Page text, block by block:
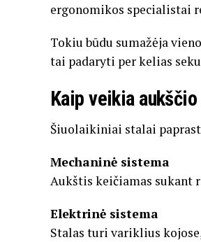
ergonomikos specialistai
Tokiubūdu sumažėja
tai padaryti perkelias
Kaipveikia aukščio
Šiuolaikiniai stalai
Mechaninė sistema
Aukštis keičiamas sukant
Elektrinė sistema
Stalas turi variklius